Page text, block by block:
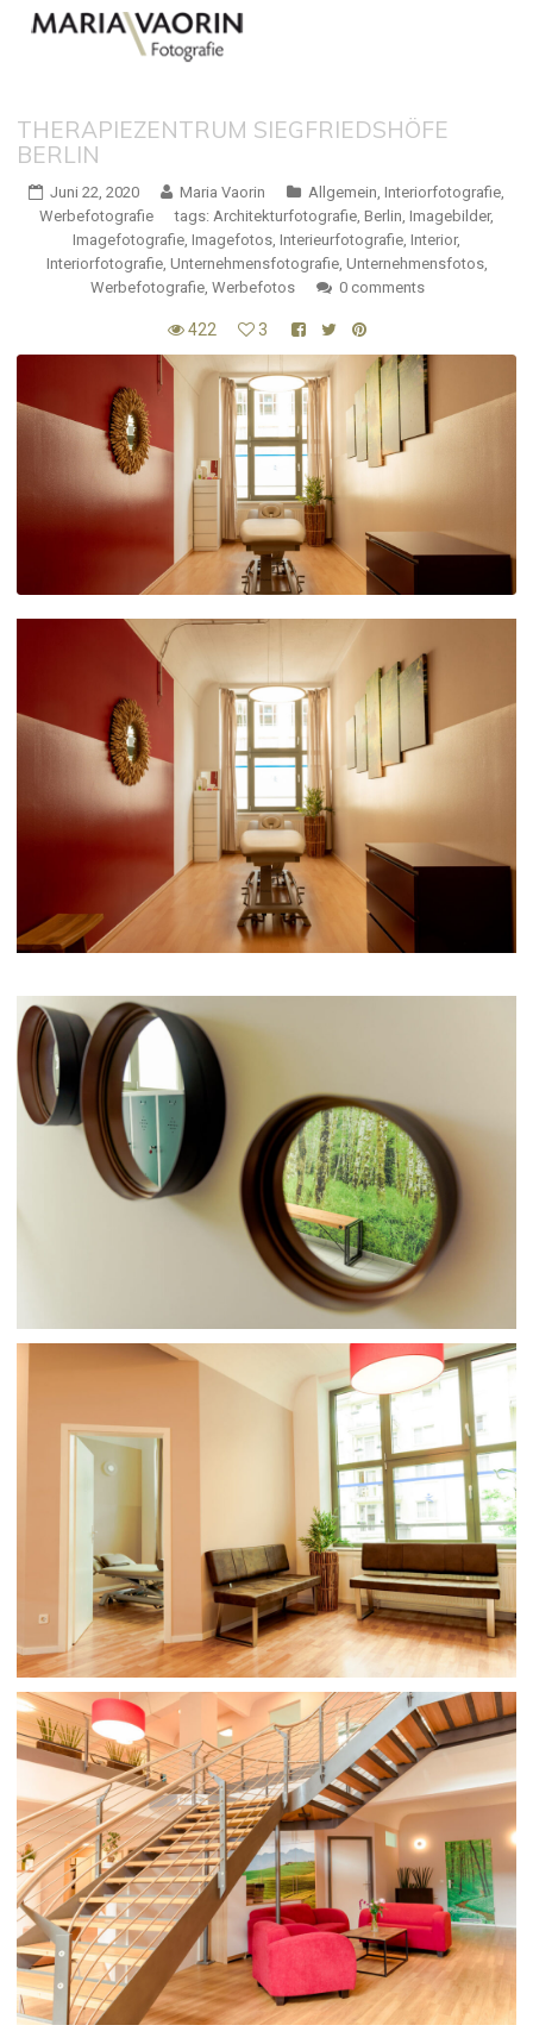
THERAPIEZENTRUM SIEGFRIEDSHÖFE
BERLIN
Juni 22, 2020 Maria Vaorin Allgemein Interiorfotografie
Werbefotografie
tags: Architekturfotografie Berlin Imagebilder,
Imagefotografie Imagefotos Interieurfotografie Interior,
Interiorfotografie, Unternehmensfotografie, Unternehmensfotos,
Werbefotografie Werbefotos 0 comments
422 3